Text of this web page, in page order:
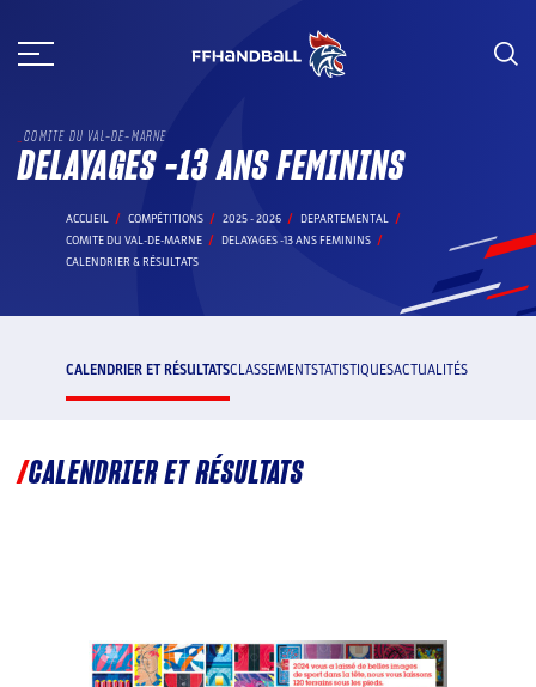
au
COMITE DU VAL-DE-MARNE
DELAYAGES -13 ANS FEMININS
ACCUEIL COMPÉTITIONS 2025 - 2026
DEPARTEMENTAL
COMITE DU VAL-DE-MARNE
DELAYAGES -13 ANS FEMININS
CALENDRIER & RÉSULTATS
CALENDRIER ET RÉSULTATSCLASSEMENTSTATISTIQUESACTUALITÉS
CALENDRIER ET RÉSULTATS